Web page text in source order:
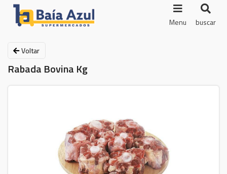
Menu buscar
Voltar
Rabada Bovina Kg